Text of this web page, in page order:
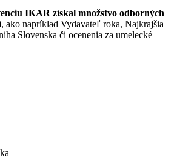
IKAR získal množstvo odborných
, ako napríklad Vydavateľ roka, Najkrajšia
Slovenska či ocenenia za umelecké